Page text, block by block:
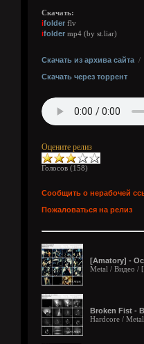
Скачать:
ifolder flv
ifolder mp4 (by st.liar)
Скачать из архива сайта /
Скачать через торрент
Оцените релиз
Голосов (158)
Сообщить о нерабочей
Пожаловаться на релиз
[Amatory] -
Metal / Видео /
Broken Fist -
Hardcore /